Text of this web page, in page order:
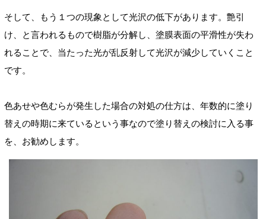
そして、もう１つの現象として光沢の低下があります。艶引
け、と言われるもので樹脂が分解し、塗膜表面の平滑性が失わ
れることで、当たった光が乱反射して光沢が減少していくこと
です。
色あせや色むらが発生した場合の対処の仕方は、年数的に塗り
替えの時期に来ているという事なので塗り替えの検討に入る事
を、お勧めします。